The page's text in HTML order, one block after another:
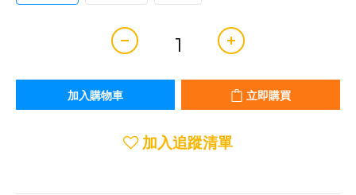
加入購物車 立即購買
加入追蹤清單